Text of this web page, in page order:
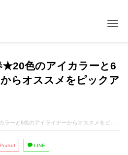
★20色のアイカラーと6
らオススメをピックア
と6色のアイライナーからオススメをピックアップ
Pocket LINE